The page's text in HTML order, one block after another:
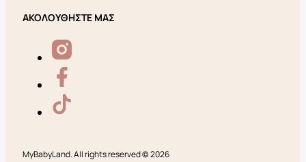
ΑΚΟΛΟΥΘΗΣΤΕ ΜΑΣ
MyBabyLand. All rights reserved © 2026